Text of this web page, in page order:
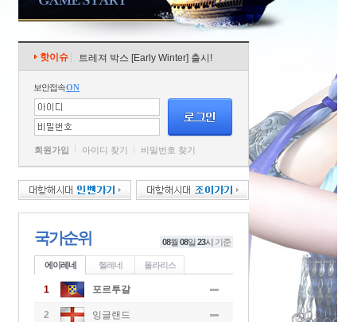
핫이슈 트레져 박스 [Early Winter] 출시!
보안접속ON
회원가입 아이디 찾기 비밀번호 찾기
국가순위 08월 08일 23시 기준
에이레네 헬레네 폴라리스
1 포르투갈
2 잉글랜드